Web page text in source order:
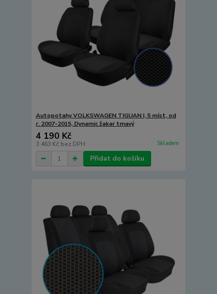
Autopotahy VOLKSWAGEN TIGUAN I, 5 míst, od
r. 2007-2015, Dynamic žakar tmavý
4 190 Kč
3 463 Kč bez DPH Skladem
Přidat do košíku